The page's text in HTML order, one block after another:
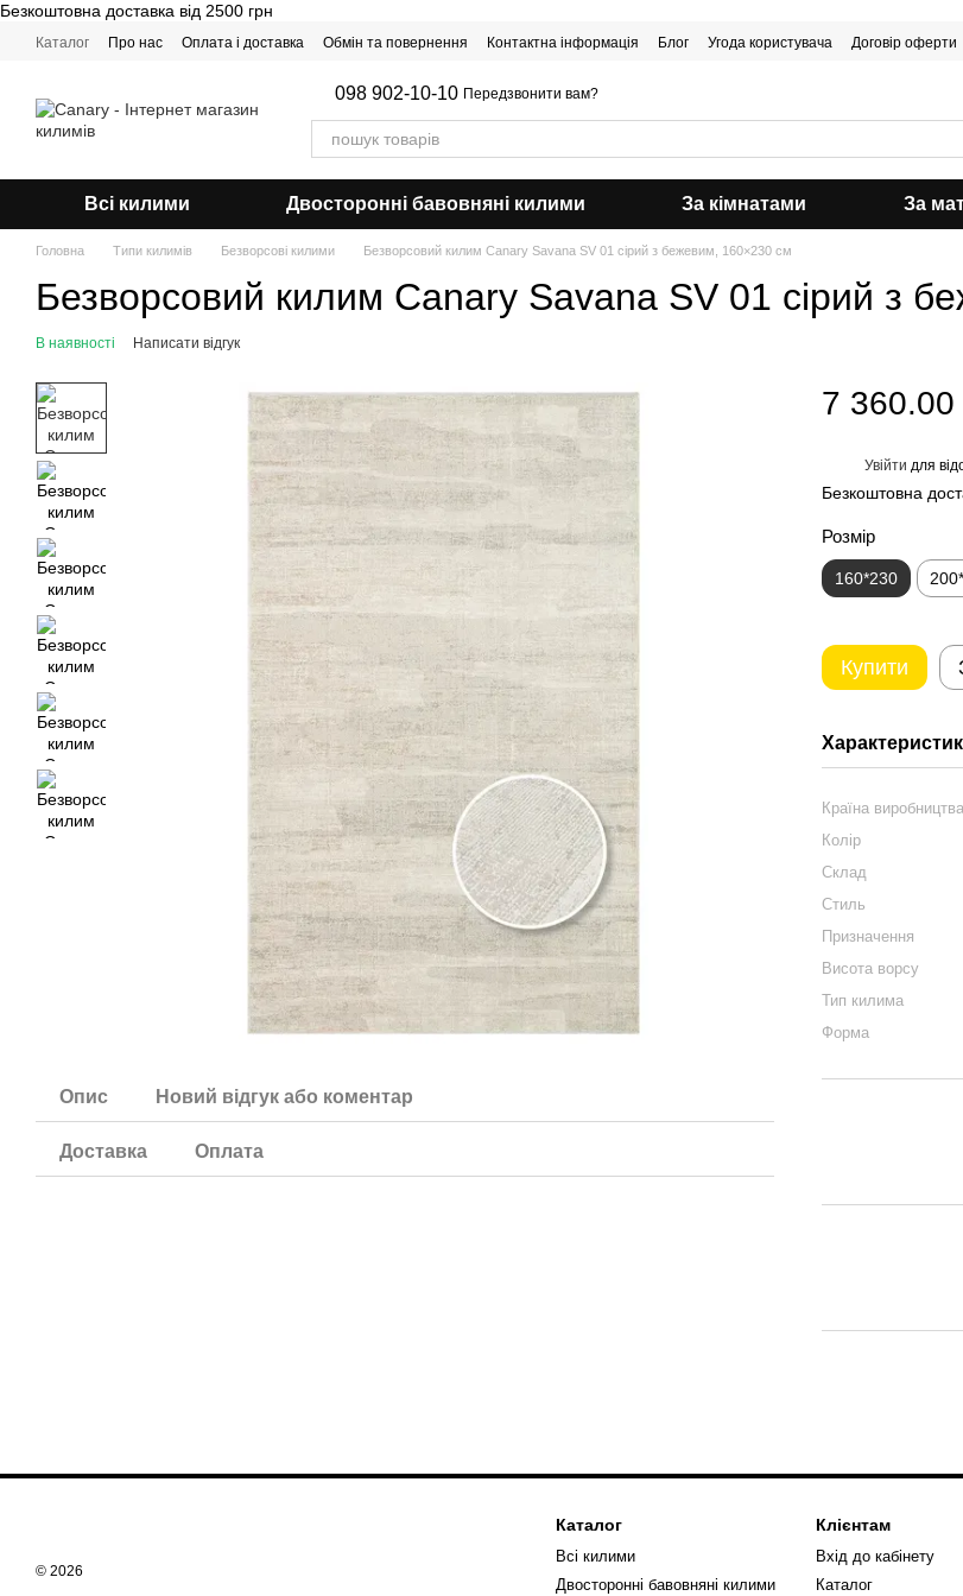
Перейти до основного контенту
Безкоштовна доставка від 2500 грн
Каталог Про нас Оплата і доставка Обмін та повернення Контактна інформація Блог Угода користувача Договір оферти
098 902-10-10 Передзвонити вам?
Всі килими Двосторонні бавовняні килими За кімнатами За
Головна Типи килимів Безворсові килими Безворсовий килим Canary Savana SV 01 сірий з бежевим, 160×230 см
Безворсовий килим Canary Savana SV 01 сірий з
В наявності Написати відгук
Опис Новий відгук або коментар
Доставка Оплата
7 360.00
Увійти для
Безкоштовна
Розмір
160*230
Купити
Країна виробництва
Колір
Склад
Стиль
Призначення
Висота ворсу
Тип килима
Форма
© 2026
Каталог
Всі килими
Двосторонні бавовняні килими
Клієнтам
Вхід до кабінету
Каталог